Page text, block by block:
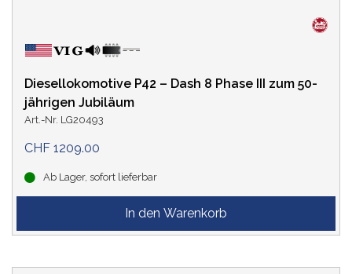
Diesellokomotive P42 – Dash 8 Phase III zum 50-
jährigen Jubiläum
Art.-Nr. LG20493
CHF 1209.00
Ab Lager, sofort lieferbar